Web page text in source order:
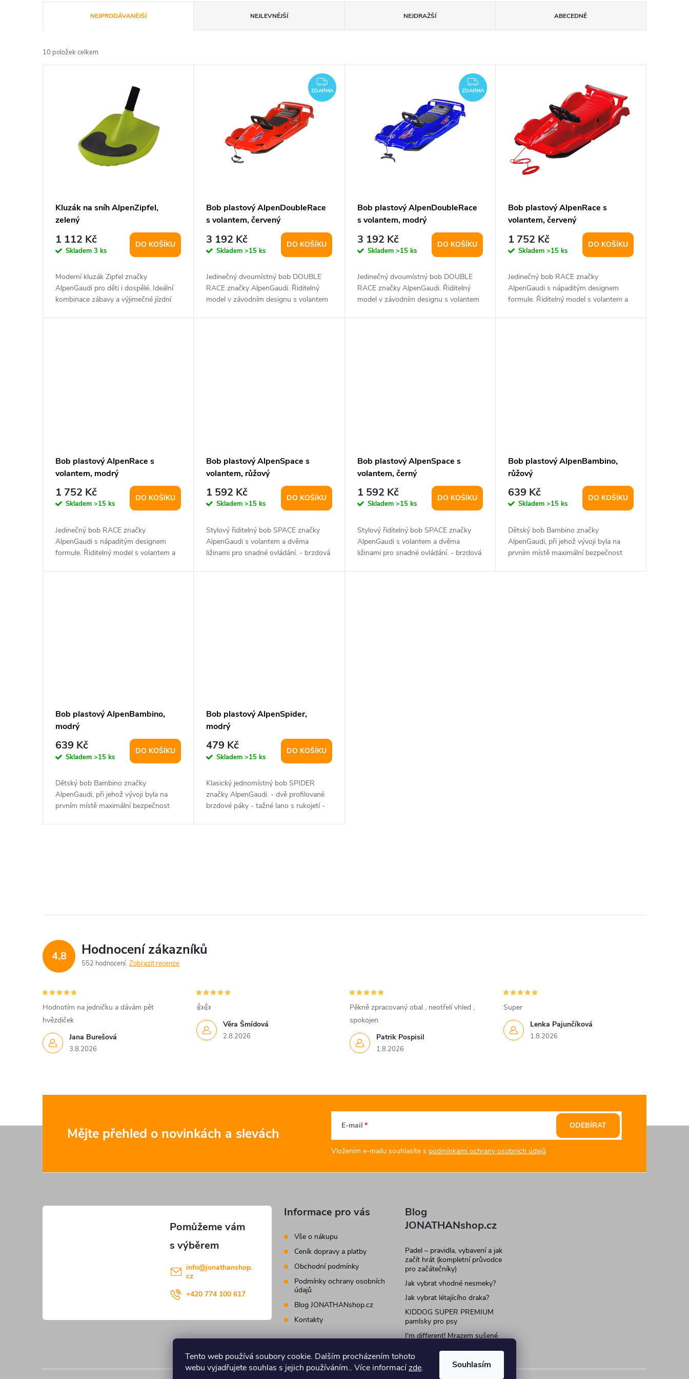
Tento web používá soubory cookie. Dalším procházením tohoto
webu vyjadřujete souhlas s jejich používáním.. Více informacízde. Souhlasím
a
z
t
NEJPRODÁVANĚJŠÍ NEJLEVNĚJŠÍ NEJDRAŽŠÍ ABECEDNĚ
10 položek celkem
Kluzák na sníh AlpenZipfel,
zelený
1 112 Kč
Skladem 3 ks
DO KOŠÍKU
Moderní kluzák Zipfel značky
AlpenGaudi pro děti i dospělé. Ideální
kombinace zábavy a výjimečné jízdní
ZDARMA
ZDARMA
Bob plastový AlpenDoubleRace
s volantem, červený
3 192 Kč
Skladem>15 ks
DO KOŠÍKU
Jedinečný dvoumístný bob DOUBLE
RACE značky AlpenGaudi. Řiditelný
model v závodním designu s volantem
ZDARMA
ZDARMA
Bob plastový AlpenDoubleRace
s volantem, modrý
3 192 Kč
Skladem >15 ks
DO KOŠÍKU
Jedinečný dvoumístný bob DOUBLE
RACE značky AlpenGaudi. Řiditelný
model v závodním designu s volantem
Bob plastový AlpenRace s
volantem, červený
1 752 Kč
Skladem >15 ks
DO KOŠÍKU
Jedinečný bob RACE značky
AlpenGaudi s nápaditým designem
formule. Řiditelný model s volantem a
Bob plastový AlpenRace s
volantem, modrý
1 752 Kč
Skladem >15 ks
DO KOŠÍKU
Jedinečný bob RACE značky
AlpenGaudi s nápaditým designem
formule. Řiditelný model s volantem a
Bob plastový AlpenSpace s
volantem, růžový
1 592 Kč
Skladem>15 ks
DO KOŠÍKU
Stylový řiditelný bob SPACE značky
AlpenGaudi s volantem a dvěma
ližinami pro snadné ovládání. - brzdová
Bob plastový AlpenSpace s
volantem, černý
1 592 Kč
Skladem >15 ks
DO KOŠÍKU
Stylový řiditelný bob SPACE značky
AlpenGaudi s volantem a dvěma
ližinami pro snadné ovládání. - brzdová
Bob plastový AlpenBambino,
růžový
639 Kč
Skladem >15 ks
DO KOŠÍKU
Dětský bob Bambino značky
AlpenGaudi, při jehož vývoji byla na
prvním místě maximální bezpečnost
Bob plastový AlpenBambino,
modrý
639 Kč
Skladem >15 ks
DO KOŠÍKU
Dětský bob Bambino značky
AlpenGaudi, při jehož vývoji byla na
prvním místě maximální bezpečnost
Bob plastový AlpenSpider,
modrý
479 Kč
Skladem>15 ks
DO KOŠÍKU
Klasický jednomístný bob SPIDER
značky AlpenGaudi. - dvě profilované
brzdové páky - tažné lano s rukojetí -
d
a
c
í
p
r
v
p
s
4,8 Hodnocení zákazníků
552 hodnocení Zobrazit recenze
Jana Burešová
3.8.2026
Hodnotím na jedničku a dávám pět
hvězdiček
Věra Šmídová
2.8.2026
👍👍
Patrik Pospisil
1.8.2026
Pěkně zpracovaný obal , neotřelí vhled ,
spokojen
Lenka Pajunčíková
1.8.2026
Super
Mějte přehled o novinkách a slevách E-mail
Vložením e-mailu souhlasíte s podmínkami ochrany osobních údajů
ODEBÍRAT
info@jonathanshop.
cz
+420 774 100 617
Informace pro vás
Vše o nákupu
Ceník dopravy a platby
Obchodní podmínky
Podmínky ochrany osobních
údajů
Blog JONATHANshop.cz
Kontakty
Blog
JONATHANshop.cz
Padel – pravidla, vybavení a jak
začít hrát (kompletní průvodce
pro začátečníky)
Jak vybrat vhodné nesmeky?
Jak vybrat létajícího draka?
KIDDOG SUPER PREMIUM
pamlsky pro psy
I'm different! Mrazem sušené
kočky